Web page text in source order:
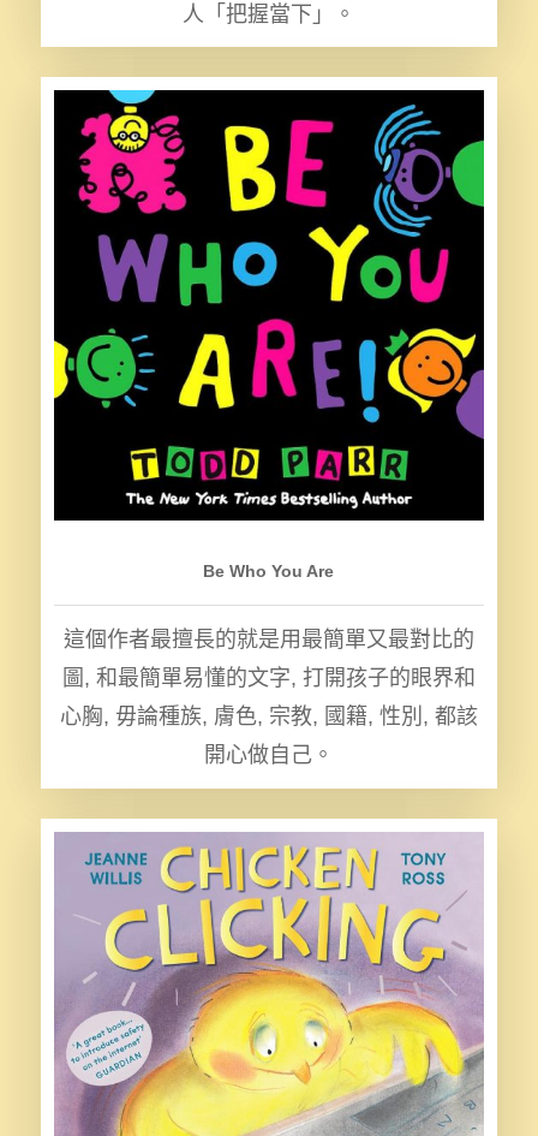
人「把握當下」。
Be Who You Are
這個作者最擅長的就是用最簡單又最對比的
圖, 和最簡單易懂的文字, 打開孩子的眼界和
心胸, 毋論種族, 膚色, 宗教, 國籍, 性別, 都該
開心做自己。